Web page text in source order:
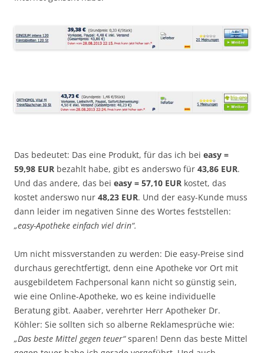
Das bedeutet: Das eine Produkt, für das ich bei easy =
59,98 EUR bezahlt habe, gibt es anderswo für 43,86 EUR.
Und das andere, das bei easy = 57,10 EUR kostet, das
kostet anderswo nur 48,23 EUR. Und der easy-Kunde muss
dann leider im negativen Sinne des Wortes feststellen:
„easy-Apotheke einfach viel drin“.
Um nicht missverstanden zu werden: Die easy-Preise sind
durchaus gerechtfertigt, denn eine Apotheke vor Ort mit
ausgebildetem Fachpersonal kann nicht so günstig sein,
wie eine Online-Apotheke, wo es keine individuelle
Beratung gibt. Aaaber, verehrter Herr Apotheker Dr.
Köhler: Sie sollten sich so alberne Reklamesprüche wie:
„Das beste Mittel gegen teuer“sparen! Denn das beste Mittel